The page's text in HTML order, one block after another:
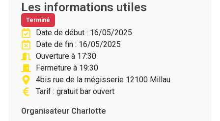
Les informations utiles
Terminé
Date de début : 16/05/2025
Date de fin : 16/05/2025
Ouverture à 17:30
Fermeture à 19:30
4bis rue de la mégisserie 12100 Millau
Tarif : gratuit bar ouvert
Organisateur Charlotte